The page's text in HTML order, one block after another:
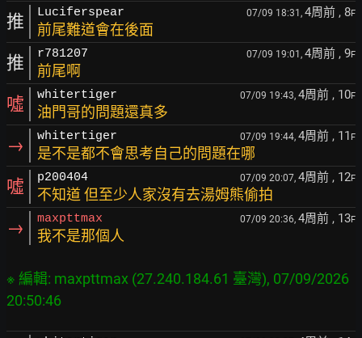
推 Luciferspear 07/09 18:31, 4周前 , 8F
前尾難道會在後面
推 r781207 07/09 19:01, 4周前 , 9F
前尾啊
噓 whitertiger 07/09 19:43, 4周前 , 10F
油門哥的問題還真多
→ whitertiger 07/09 19:44, 4周前 , 11 F
是不是都不會思考自己的問題在哪
噓 p200404 07/09 20:07, 4周前 , 12F
不知道 但至少人家沒有去湯姆熊偷拍
→ maxpttmax 07/09 20:36, 4周前 , 13F
我不是那個人
※ 編輯: maxpttmax (27.240.184.61 臺灣), 07/09/2026